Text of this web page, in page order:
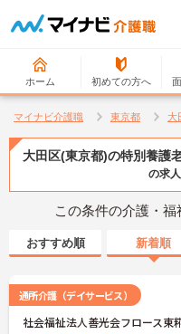
ホーム 初めての方へ
マイナビ介護職 東京都 大
大田区(東京都)の特別養護
の求
この条件の介護・福
おすすめ順 新着順
通所介護（デイサービス）
社会福祉法人善光会フロース東